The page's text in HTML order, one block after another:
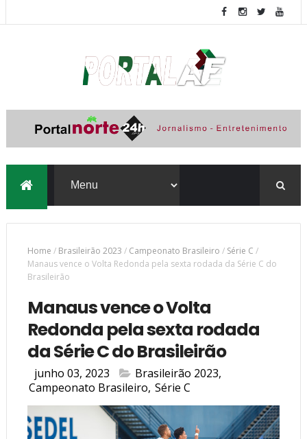
Home / Brasileirão 2023 / Campeonato Brasileiro / Série C /
Manaus vence o Volta Redonda pela sexta rodada da Série C do
Brasileirão
Manaus vence o Volta
Redonda pela sexta rodada
da Série C do Brasileirão
junho 03, 2023 Brasileirão 2023,
Campeonato Brasileiro, Série C